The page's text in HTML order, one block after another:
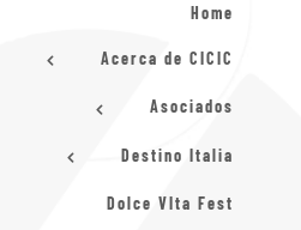
Home
Acerca de CICIC
Asociados
Destino Italia
Dolce VIta Fest